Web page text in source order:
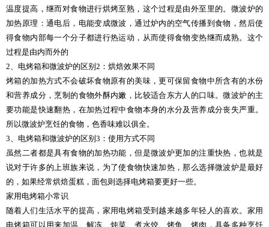
温度提高，继而对食物进行烘烤至熟，这个过程是由外至里的。微波炉的
加热原理：通电后，电能变成微波，通过炉内的空气传播到食物，然后使
得食物内部每一个分子都进行热运动，从而使得食物变热继而成熟。这个
过程是由内而外的
2、电烤箱和微波炉的区别2：烘焙效果不同
烤箱的加热方式不会破坏食物原有的美味，更可保留食物中所含有的水份
和营养成分，烹制的食物外酥内嫩，比较适合东方人的口味。微波炉的主
要功能是快速翻热，在加热过程中食物本身的水分及营养成分丧失严重。
所以微波炉烹饪的食物，色香味难以俱全。
3、电烤箱和微波炉的区别3：使用方式不同
虽然二者都是具有食物的加热功能，但是微波炉更加的注重快热，也就是
说对于许多的上班族来说，为了使食物快速加热，那么选择微波炉是最好
的，如果经常烘焙蛋糕，面包则选择电烤箱要更好一些。
家用电烤箱小常识
随着人们生活水平的提高，家用电烤箱受到越来越多年轻人的喜欢。家用
电烤箱可以用来加温、解冻、炖菜、煮水饺、烤鱼、烤肉，具备多种烹饪